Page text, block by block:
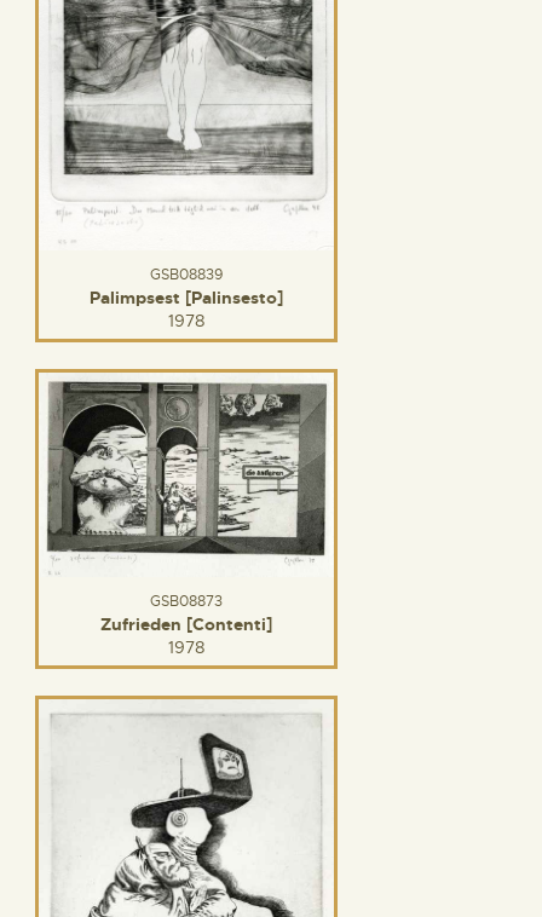
GSB08839
Palimpsest [Palinsesto]
1978
GSB08873
Zufrieden [Contenti]
1978